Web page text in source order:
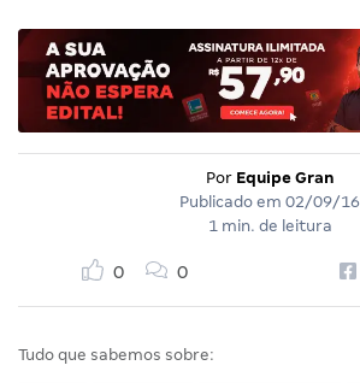
Por Equipe Gran
Publicado em 02/09/16
1 min. de leitura
0 0
Tudo que sabemos sobre: